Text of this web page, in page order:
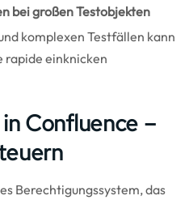
bei großen Testobjekten
komplexen Testfällen kann
einknicken
Confluence –
Berechtigungssystem, das